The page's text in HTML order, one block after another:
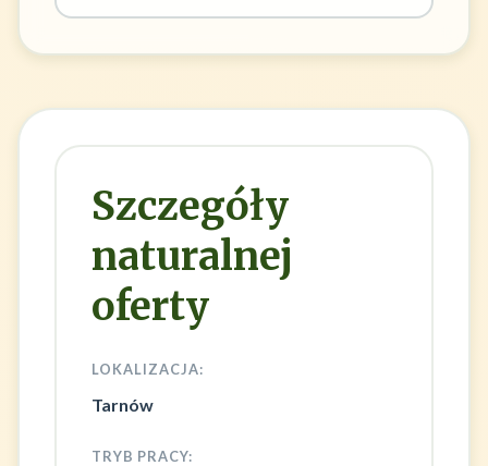
Szczegóły
naturalnej
oferty
LOKALIZACJA:
Tarnów
TRYB PRACY: